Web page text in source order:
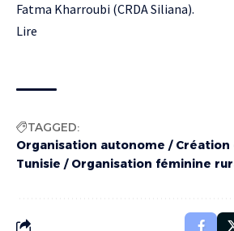
Fatma Kharroubi (CRDA Siliana).
Lire
TAGGED:
Organisation autonome / Création
Tunisie / Organisation féminine